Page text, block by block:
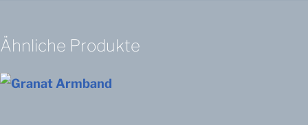
Ähnliche Produkte